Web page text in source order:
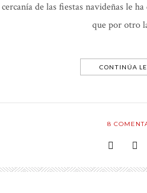
cercanía de las fiestas navideñas le
que por otro
CONTINÚA
8